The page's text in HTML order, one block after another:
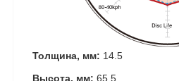
Толщина, мм: 14.5
Высота, мм: 65.5